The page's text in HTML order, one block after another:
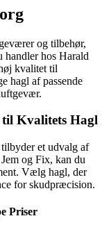
og tilbehør,
handler hos Harald
kvalitet til
hagl af passende
Kvalitets Hagl
et udvalg af
og Fix, kan du
Vælg hagl, der
for skudpræcision.
Priser